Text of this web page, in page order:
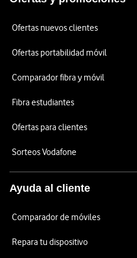
Ofertas nuevos clientes
Ofertas portabilidad móvil
Comparador fibra y móvil
Fibra estudiantes
Ofertas para clientes
Sorteos Vodafone
Ayuda al cliente
Comparador de móviles
Repara tu dispositivo